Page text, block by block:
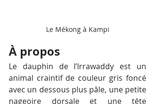
Le Mékong à Kampi
À propos
Le dauphin de l’Irrawaddy est un
animal craintif de couleur gris foncé
avec un dessous plus pâle, une petite
nageoire dorsale et une tête